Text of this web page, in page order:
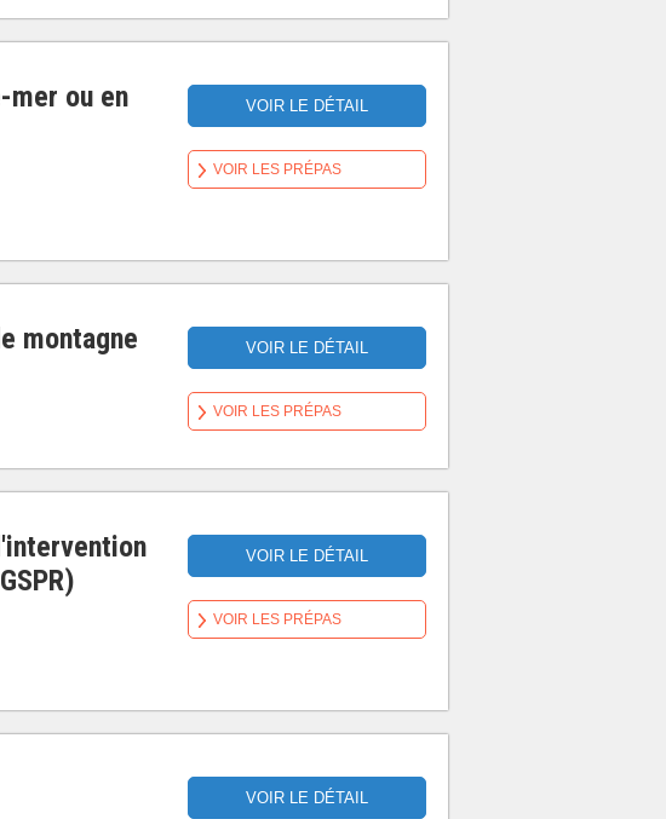
mer ou en
VOIR LE DÉTAIL
VOIR LES PRÉPAS
montagne VOIR LE DÉTAIL
VOIR LES PRÉPAS
VOIR LE DÉTAIL
VOIR LES PRÉPAS
VOIR LE DÉTAIL